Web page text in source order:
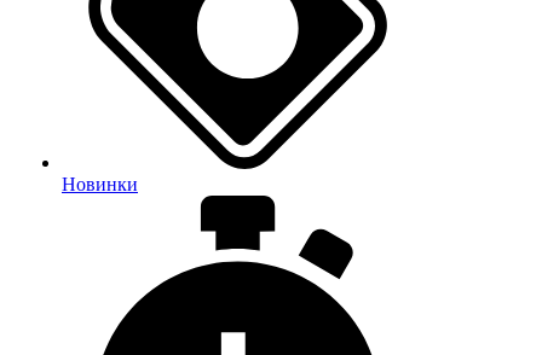
Новинки